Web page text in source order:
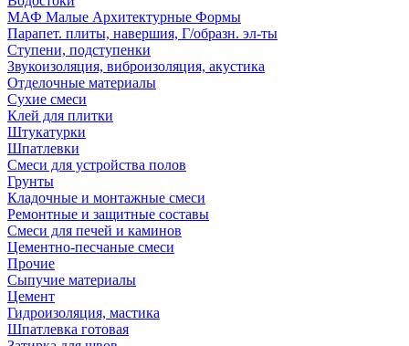
МАФ Малые Архитектурные Формы
Парапет. плиты, навершия, Г/образн. эл-ты
Ступени, подступенки
Звукоизоляция, виброизоляция, акустика
Отделочные материалы
Сухие смеси
Клей для плитки
Штукатурки
Шпатлевки
Смеси для устройства полов
Грунты
Кладочные и монтажные смеси
Ремонтные и защитные составы
Смеси для печей и каминов
Цементно-песчаные смеси
Прочие
Сыпучие материалы
Цемент
Гидроизоляция, мастика
Шпатлевка готовая